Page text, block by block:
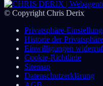
© Copyright Chris Derix
Privatsphäre-
Historie der
Einwilligungen
Cookie-Richtlinie
Sitemap
Datenschutzerklärung